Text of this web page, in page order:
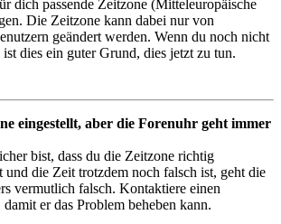
dich passende Zeitzone (Mitteleuropäische
Die Zeitzone kann dabei nur von
geändert werden. Wenn du noch nicht
dies ein guter Grund, dies jetzt zu tun.
eingestellt, aber die Forenuhr geht immer
bist, dass du die Zeitzone richtig
und die Zeit trotzdem noch falsch ist, geht die
vermutlich falsch. Kontaktiere einen
er das Problem beheben kann.